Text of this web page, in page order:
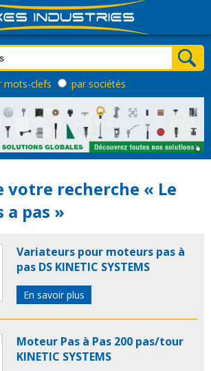
mots-clefs par sociétés
votre recherche « Le
a pas »
Variateurs pour moteurs pas à
pas DS KINETIC SYSTEMS
En savoir plus
Moteur Pas à Pas 200 pas/tour
KINETIC SYSTEMS